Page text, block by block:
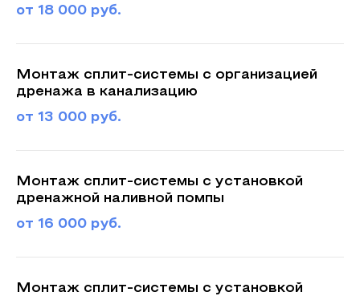
от 18 000 руб.
Монтаж сплит-системы с организацией
дренажа в канализацию
от 13 000 руб.
Монтаж сплит-системы с установкой
дренажной наливной помпы
от 16 000 руб.
Монтаж сплит-системы с установкой